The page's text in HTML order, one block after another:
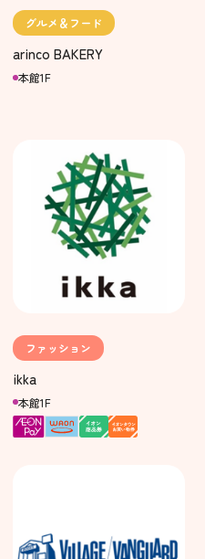
グルメ＆フード
arinco BAKERY
本館1F
ファッション
ikka
本館1F